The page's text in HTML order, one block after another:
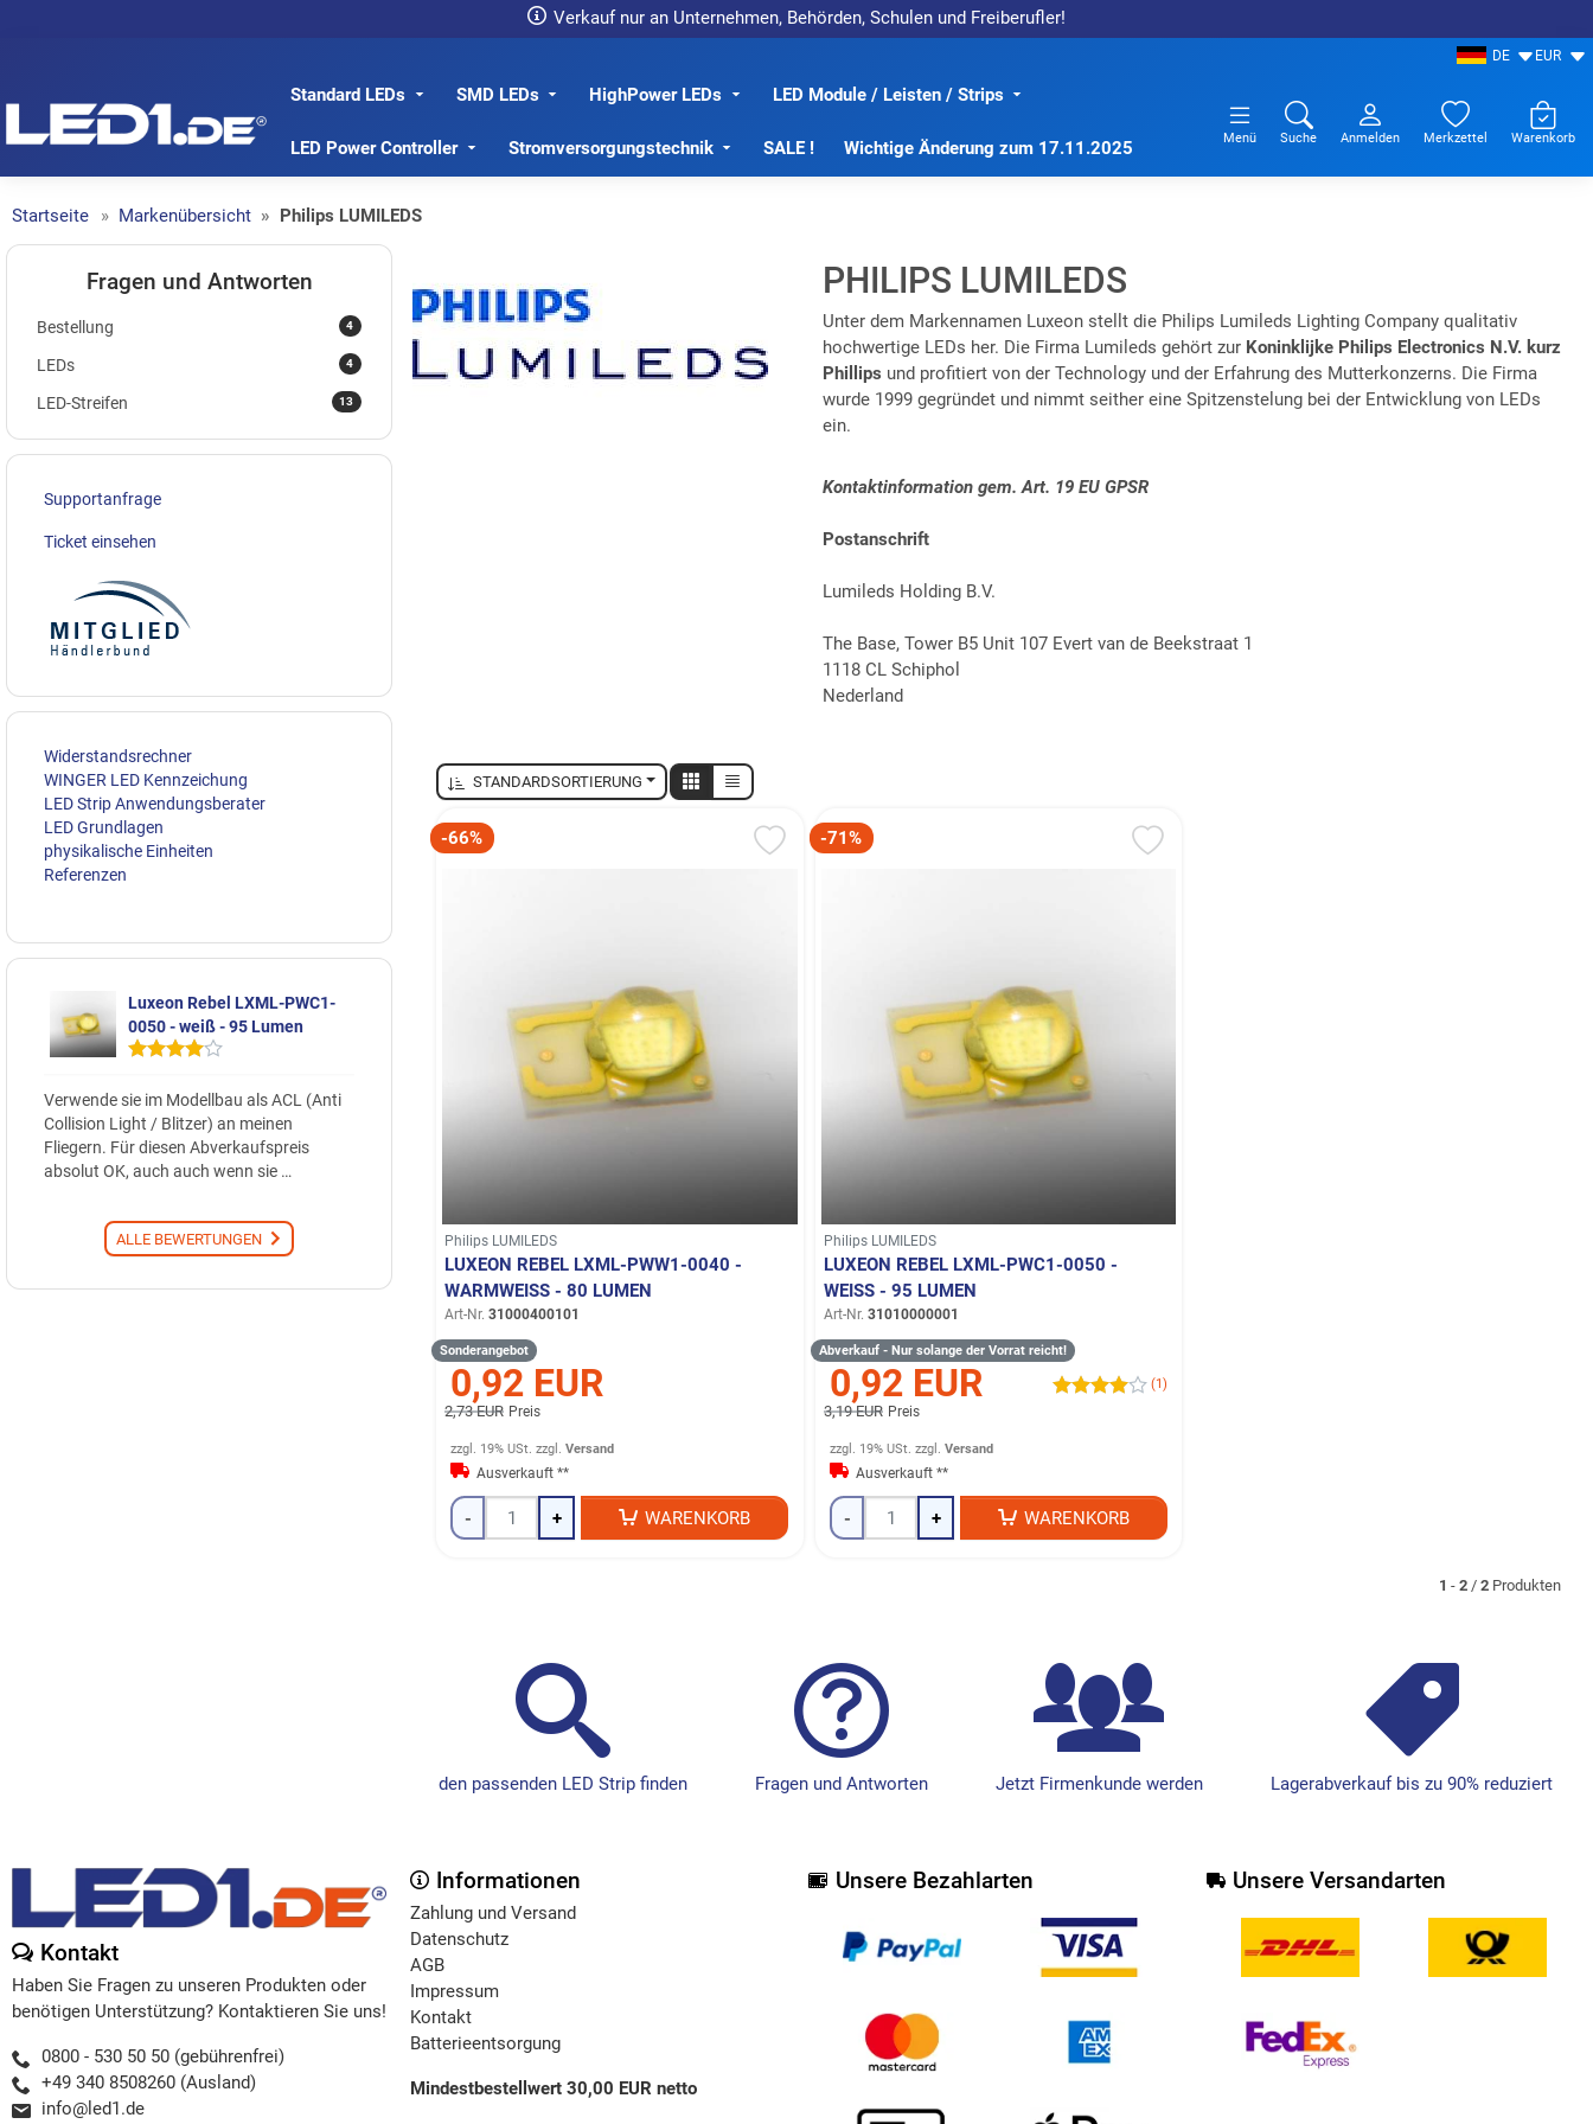
Verkauf nur an Unternehmen, Behörden, Schulen und Freiberufler!
DE EUR
LED1.de® - Fachhandel
Standard LEDs SMD LEDs HighPower LEDs LED Module / Leisten / Strips
LED Power Controller Stromversorgungstechnik SALE ! Wichtige Änderung zum 17.11.2025 Menü Suche Anmelden Merkzettel Warenkorb
Startseite Markenübersicht Philips LUMILEDS
PHILIPS LUMILEDS
Unter dem Markennamen Luxeon stellt die Philips Lumileds Lighting Company qualitativ
hochwertige LEDs her. Die Firma Lumileds gehört zur Koninklijke Philips Electronics N.V. kurz
Phillips und profitiert von der Technology und der Erfahrung des Mutterkonzerns. Die Firma
wurde 1999 gegründet und nimmt seither eine Spitzenstelung bei der Entwicklung von LEDs
ein.
Kontaktinformation gem. Art. 19 EU GPSR
Postanschrift
Lumileds Holding B.V.
The Base, Tower B5 Unit 107 Evert van de Beekstraat 1
1118 CL Schiphol
Nederland
STANDARDSORTIERUNG
-66%
Philips LUMILEDS
LUXEON REBEL LXML-PWW1-0040 -
WARMWEISS - 80 LUMEN
Art-Nr. 31000400101
Sonderangebot
0,92 EUR
2,73 EUR Preis
zzgl. 19% USt. zzgl.Versand
Ausverkauft **
- + WARENKORB
-71%
Philips LUMILEDS
LUXEON REBEL LXML-PWC1-0050 -
WEISS - 95 LUMEN
Art-Nr. 31010000001
Abverkauf - Nur solange der Vorrat reicht!
0,92 EUR (1)
3,19 EUR Preis
zzgl. 19% USt. zzgl.Versand
Ausverkauft **
- + WARENKORB
1 -2 /2 Produkten
den passenden LED Strip finden Fragen und Antworten Jetzt Firmenkunde werden Lagerabverkauf bis zu 90% reduziert
Fragen und Antworten
4
Bestellung
4
LEDs
13
LED-Streifen
Supportanfrage
Ticket einsehen
Widerstandsrechner
WINGER LED Kennzeichung
LED Strip Anwendungsberater
LED Grundlagen
physikalische Einheiten
Referenzen
Luxeon Rebel LXML-PWC1-
0050 - weiß - 95 Lumen
Verwende sie im Modellbau als ACL (Anti
Collision Light / Blitzer) an meinen
Fliegern. Für diesen Abverkaufspreis
absolut OK, auch auch wenn sie …
ALLE BEWERTUNGEN
Kontakt
Haben Sie Fragen zu unseren Produkten oder
benötigen Unterstützung? Kontaktieren Sie uns!
0800 - 530 50 50 (gebührenfrei)
+49 340 8508260 (Ausland)
info@led1.de
Informationen
Zahlung und Versand
Datenschutz
AGB
Impressum
Kontakt
Batterieentsorgung
Mindestbestellwert 30,00 EUR netto
Unsere Bezahlarten Unsere Versandarten